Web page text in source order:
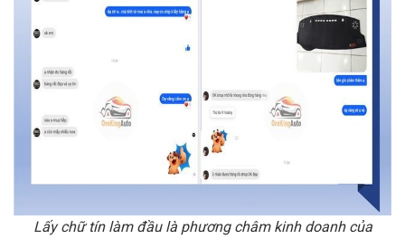
Lấy chữ tín làm đầu là phương châm kinh doanh của